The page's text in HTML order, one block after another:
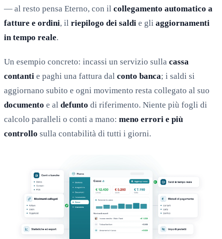
— al resto pensa Eterno, con il collegamento automatico a
fatture e ordini, il riepilogo dei saldi e gli aggiornamenti
in tempo reale.
Un esempio concreto: incassi un servizio sulla cassa
contanti e paghi una fattura dal conto banca; i saldi si
aggiornano subito e ogni movimento resta collegato al suo
documento e al defunto di riferimento. Niente più fogli di
calcolo paralleli o conti a mano: meno errori e più
controllo sulla contabilità di tutti i giorni.